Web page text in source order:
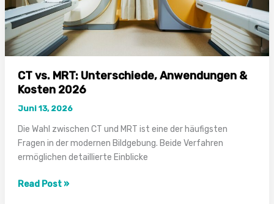
CT vs. MRT: Unterschiede, Anwendungen &
Kosten 2026
Juni 13, 2026
Die Wahl zwischen CT und MRT ist eine der häufigsten
Fragen in der modernen Bildgebung. Beide Verfahren
ermöglichen detaillierte Einblicke
CT
Read Post »